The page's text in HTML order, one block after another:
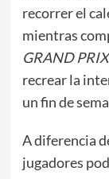
recorrer el
mientras
GRAND PRIX
recrear la
un fin de
A diferencia
jugadores